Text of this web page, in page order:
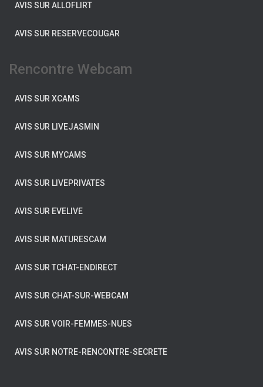
AVIS SUR ALLOFLIRT
AVIS SUR RESERVECOUGAR
Rencontre Webcam
AVIS SUR XCAMS
AVIS SUR LIVEJASMIN
AVIS SUR MYCAMS
AVIS SUR LIVEPRIVATES
AVIS SUR EVELIVE
AVIS SUR MATURESCAM
AVIS SUR TCHAT-ENDIRECT
AVIS SUR CHAT-SUR-WEBCAM
AVIS SUR VOIR-FEMMES-NUES
AVIS SUR NOTRE-RENCONTRE-SECRETE